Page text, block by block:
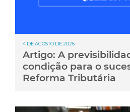
4 DE AGOSTO DE 2026
Artigo: A
condição para o
Reforma Tributária